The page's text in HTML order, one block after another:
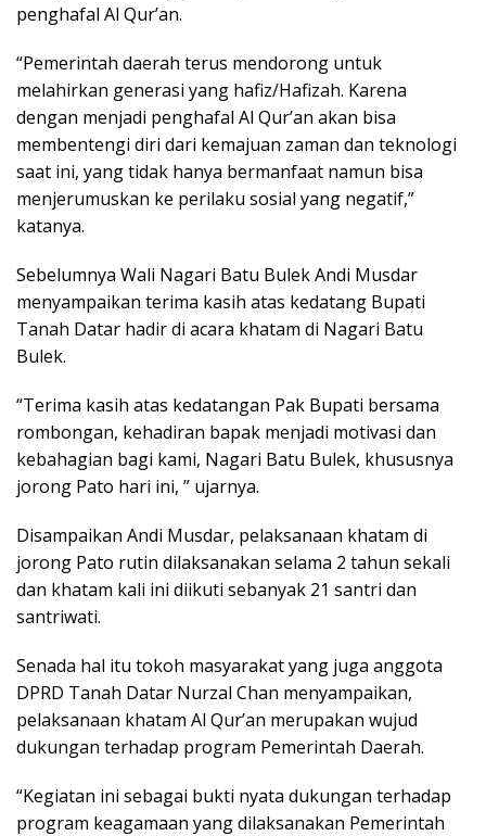
penghafal Al Qur’an.
“Pemerintah daerah terus mendorong untuk
melahirkan generasi yang hafiz/Hafizah. Karena
dengan menjadi penghafal Al Qur’an akan bisa
membentengi diri dari kemajuan zaman dan teknologi
saat ini, yang tidak hanya bermanfaat namun bisa
menjerumuskan ke perilaku sosial yang negatif,”
katanya.
Sebelumnya Wali Nagari Batu Bulek Andi Musdar
menyampaikan terima kasih atas kedatang Bupati
Tanah Datar hadir di acara khatam di Nagari Batu
Bulek.
“Terima kasih atas kedatangan Pak Bupati bersama
rombongan, kehadiran bapak menjadi motivasi dan
kebahagian bagi kami, Nagari Batu Bulek, khususnya
jorong Pato hari ini, ” ujarnya.
Disampaikan Andi Musdar, pelaksanaan khatam di
jorong Pato rutin dilaksanakan selama 2 tahun sekali
dan khatam kali ini diikuti sebanyak 21 santri dan
santriwati.
Senada hal itu tokoh masyarakat yang juga anggota
DPRD Tanah Datar Nurzal Chan menyampaikan,
pelaksanaan khatam Al Qur’an merupakan wujud
dukungan terhadap program Pemerintah Daerah.
“Kegiatan ini sebagai bukti nyata dukungan terhadap
program keagamaan yang dilaksanakan Pemerintah